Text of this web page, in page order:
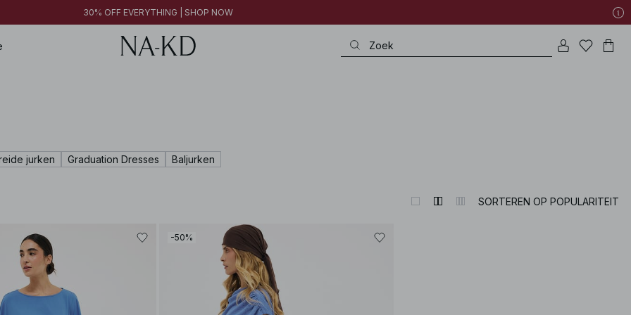
30% OFF EVERYTHING | SHOP NOW
FINAL SALE | SHOP NOW
30% OFF EVERYTHING | SHOP NOW
jurken Graduation Dresses Baljurken
SORTEREN OP POPULARITEIT
-50%